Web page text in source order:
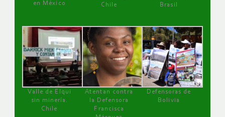
en México
Chile
Brasil
Valle de Elqui
sin minería.
Chile
Atentan contra
la Defensora
Francisca
Defensoras de
Bolivia